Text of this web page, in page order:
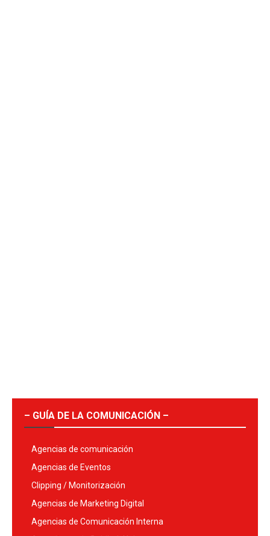
– GUÍA DE LA COMUNICACIÓN –
Agencias de comunicación
Agencias de Eventos
Clipping / Monitorización
Agencias de Marketing Digital
Agencias de Comunicación Interna